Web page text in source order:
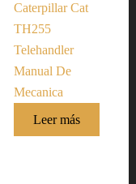
Caterpillar Cat
TH255
Telehandler
Manual De
Mecanica
Leer más